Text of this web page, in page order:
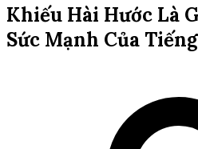
Khiếu Hài Hước Là
Sức Mạnh Của